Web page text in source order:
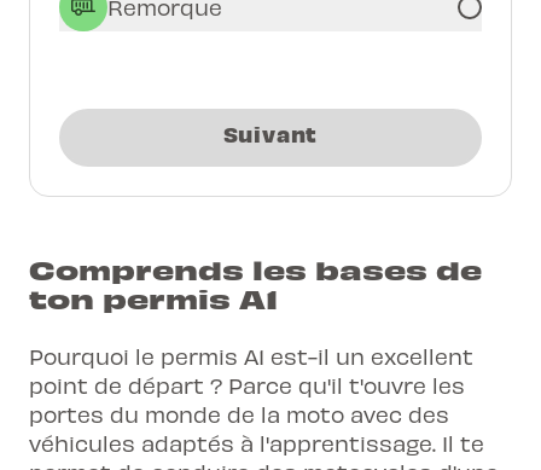
Remorque
Suivant
Comprends les bases de
ton permis A1
Pourquoi le permis A1 est-il un excellent
point de départ ? Parce qu'il t'ouvre les
portes du monde de la moto avec des
véhicules adaptés à l'apprentissage. Il te